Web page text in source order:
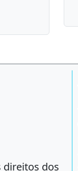
direitos dos